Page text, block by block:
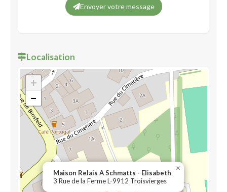
Envoyer votre message
Localisation
Maison Relais A Schmatts - Elisabeth
3 Rue de la Ferme L-9912 Troisvierges
×
+
−